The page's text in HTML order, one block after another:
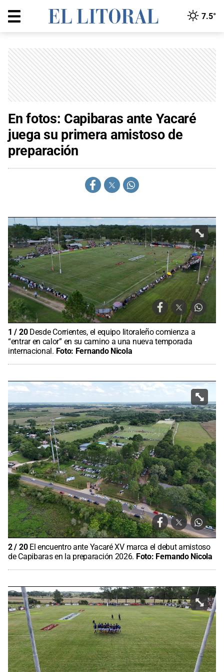
7.5°
En fotos: Capibaras ante Yacaré
juega su primera amistoso de
preparación
1 / 20 Desde Corrientes, el equipo litoraleño comienza a
“entrar en calor” en su camino a una nueva temporada
internacional. Foto: Fernando Nicola
2/ 20 El encuentro ante Yacaré XV marca el debut amistoso
de Capibaras en la preparación 2026. Foto: Fernando Nicola